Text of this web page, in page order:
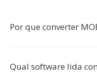
Por que converter
Qual software lida